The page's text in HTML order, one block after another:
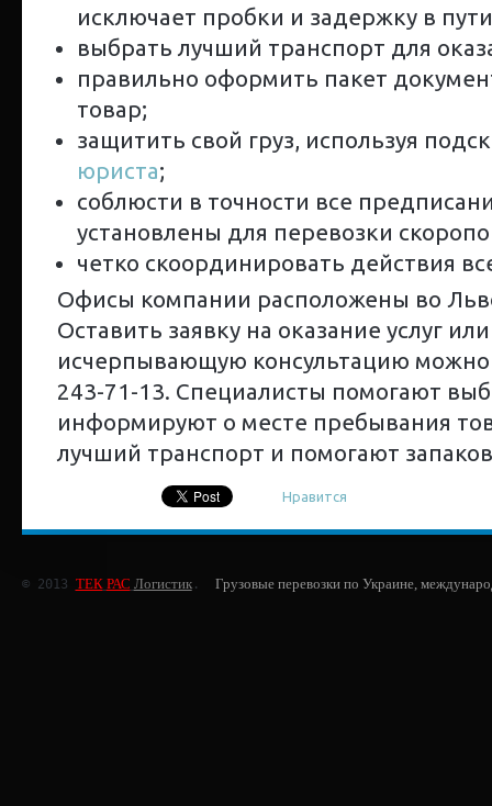
исключает пробки и задержку в
выбрать лучший транспорт для
правильно оформить пакет
товар;
защитить свой груз, используя
юриста;
соблюсти в точности все
установлены для перевозки
четко скоординировать действия
Офисы компании расположены во
Оставить заявку на оказание услуг
исчерпывающую консультацию можно
243-71-13. Специалисты помогают
информируют о месте пребывания
лучший транспорт и помогают
Нравится
© 2013 ТЕК РАС Логистик. Грузовые перевозки по Украине,